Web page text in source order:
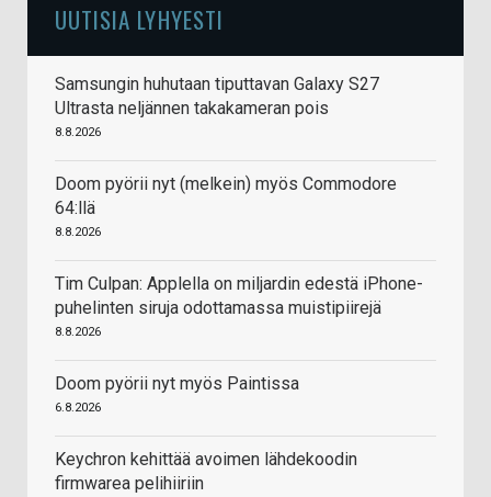
UUTISIA LYHYESTI
Samsungin huhutaan tiputtavan Galaxy S27
Ultrasta neljännen takakameran pois
8.8.2026
Doom pyörii nyt (melkein) myös Commodore
64:llä
8.8.2026
Tim Culpan: Applella on miljardin edestä iPhone-
puhelinten siruja odottamassa muistipiirejä
8.8.2026
Doom pyörii nyt myös Paintissa
6.8.2026
Keychron kehittää avoimen lähdekoodin
firmwarea pelihiiriin